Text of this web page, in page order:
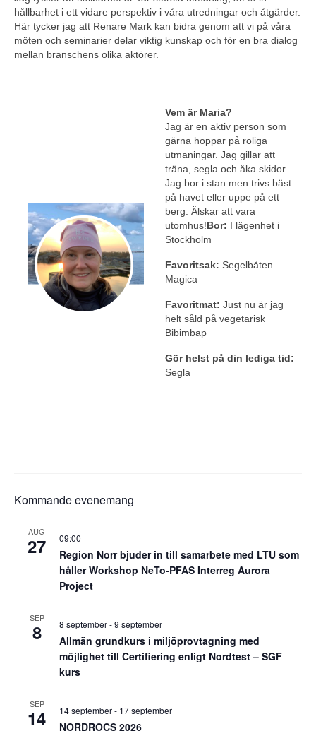
hållbarhet i ett vidare perspektiv i våra utredningar och åtgärder.
Här tycker jag att Renare Mark kan bidra genom att vi på våra
möten och seminarier delar viktig kunskap och för en bra dialog
mellan branschens olika aktörer.
Vem är Maria?
Jag är en aktiv person som
gärna hoppar på roliga
utmaningar. Jag gillar att
träna, segla och åka skidor.
Jag bor i stan men trivs bäst
på havet eller uppe på ett
berg. Älskar att vara
utomhus!Bor: I lägenhet i
Stockholm
Favoritsak: Segelbåten
Magica
Favoritmat: Just nu är jag
helt såld på vegetarisk
Bibimbap
Gör helst på din lediga tid:
Segla
Kommande evenemang
AUG
27 09:00
Region Norr bjuder in till samarbete med LTU som
håller Workshop NeTo-PFAS Interreg Aurora
Project
SEP
8 8 september-9 september
Allmän grundkurs i miljöprovtagning med
möjlighet till Certifiering enligt Nordtest – SGF
kurs
SEP
14 14 september- 17 september
NORDROCS 2026